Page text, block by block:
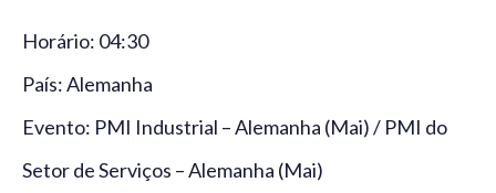
Horário: 04:30
País: Alemanha
Evento: PMI Industrial – Alemanha (Mai) / PMI do
Setor de Serviços – Alemanha (Mai)